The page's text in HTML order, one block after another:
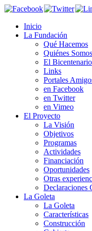
Inicio
La Fundación
Qué Hacemos
Quiénes Somos
El Bicentenario
Links
Portales
en Facebook
en Twitter
en Vimeo
El Proyecto
La Visión
Objetivos
Programas
Actividades
Financiación
Oportunidades
Otras
Declaraciones
La Goleta
La Goleta
Características
Construcción